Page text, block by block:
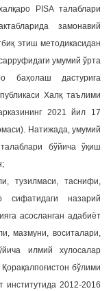
PISA талаблари
замонавий
этиш методикасидан
умумий ўрта
баҳолаш дастурига
Халқ таълими
2021 йил 17
Натижада, умумий
бўйича ўқиш
тузилмаси, таснифи,
сифатидаги назарий
асосланган адабиёт
мазмуни, воситалари,
илмий хулосалар
бўлими
институтида 2012-2016